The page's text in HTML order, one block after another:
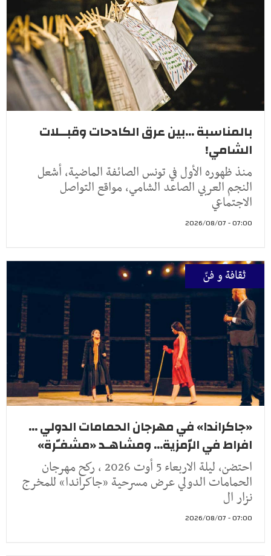
بالمناسبة ...بين عرق الكادحات وقبــلات
الشامي!
منذ ظهوره الأول في تونس الصائفة الماضية، أشعل
النجم العربي الصاعد الشامي، مواقع التواصل
الاجتماعي
07:00 - 2026/08/07
ثقافة و فنّ
«جاكراندا» في مهرجان الحمامات الدولي ...
افراط في الرّمزية... ومشاهـد «مشفـّرة»
احتضن، ليلة الاربعاء 5 أوت 2026 ، ركح مهرجان
الحمامات الدولي عرض مسرحية «جاكراندا» للمخرج
نزار ال
07:00 - 2026/08/07